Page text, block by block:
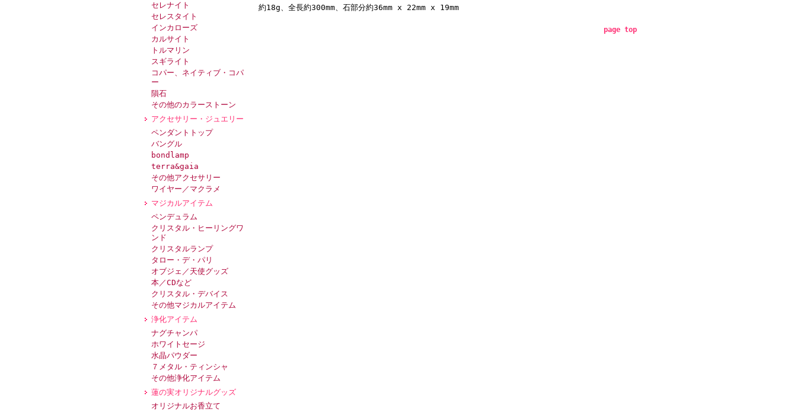
セレナイト
セレスタイト
インカローズ
カルサイト
トルマリン
スギライト
コパー、ネイティブ・コパ
ー
隕石
その他のカラーストーン
アクセサリー・ジュエリー
ペンダントトップ
バングル
bondlamp
terra&gaia
その他アクセサリー
ワイヤー／マクラメ
マジカルアイテム
ペンデュラム
クリスタル・ヒーリングワ
ンド
クリスタルランプ
タロー・デ・パリ
オブジェ／天使グッズ
本／CDなど
クリスタル・デバイス
その他マジカルアイテム
浄化アイテム
ナグチャンパ
ホワイトセージ
水晶パウダー
７メタル・ティンシャ
その他浄化アイテム
蓮の実オリジナルグッズ
オリジナルお香立て
約18g、全長約300mm、石部分約36mm x 22mm x 19mm
page top